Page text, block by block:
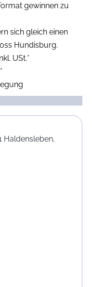
gewinnen zu
sich gleich einen
Hundisburg.
USt.*
Haldensleben,